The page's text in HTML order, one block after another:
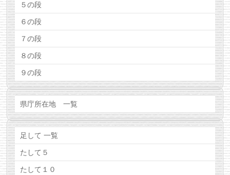
５の段
６の段
７の段
８の段
９の段
県庁所在地 一覧
足して 一覧
たして５
たして１０